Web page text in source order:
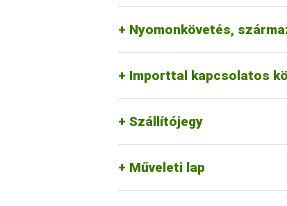
Nyomonkövetés,
Importtal kapcsolatos
Szállítójegy
Műveleti lap
1. Mennyi idő múlva
2. Erdővédelmi bírság